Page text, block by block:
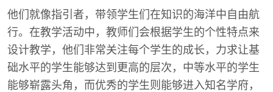
他们就像指引者，带领学生们在知识的海洋中自由航
行。在教学活动中，教师们会根据学生的个性特点来
设计教学，他们非常关注每个学生的成长，力求让基
础水平的学生能够达到更高的层次，中等水平的学生
能够崭露头角，而优秀的学生则能够进入知名学府，